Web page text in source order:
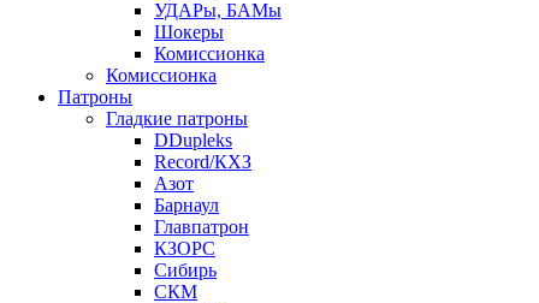
УДАРы, БАМы
Шокеры
Комиссионка
Комиссионка
Патроны
Гладкие патроны
DDupleks
Record/КХЗ
Азот
Барнаул
Главпатрон
КЗОРС
Сибирь
СКМ